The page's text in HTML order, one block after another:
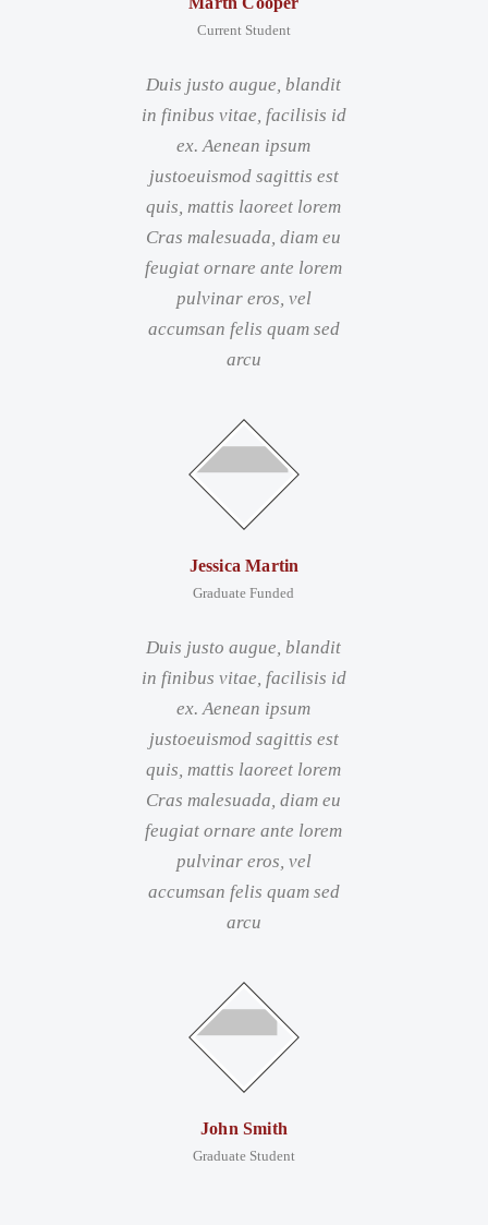
Current Student
Duis justo augue, blandit
in finibus vitae, facilisis id
ex. Aenean ipsum
justoeuismod sagittis est
quis, mattis laoreet lorem
Cras malesuada, diam eu
feugiat ornare ante lorem
pulvinar eros, vel
accumsan felis quam sed
arcu
Jessica Martin
Graduate Funded
Duis justo augue, blandit
in finibus vitae, facilisis id
ex. Aenean ipsum
justoeuismod sagittis est
quis, mattis laoreet lorem
Cras malesuada, diam eu
feugiat ornare ante lorem
pulvinar eros, vel
accumsan felis quam sed
arcu
John Smith
Graduate Student